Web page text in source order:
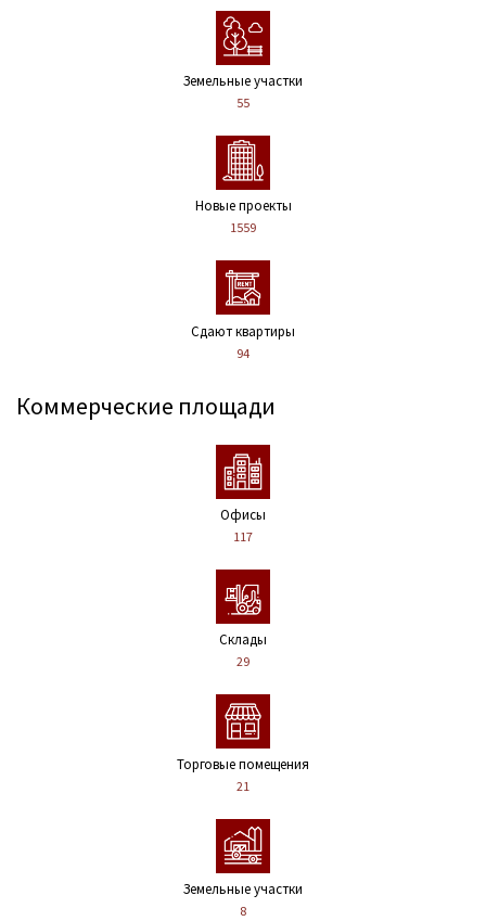
Земельные участки
55
Новые проекты
1559
Сдают квартиры
94
Коммерческие площади
Офисы
117
Склады
29
Торговые помещения
21
Земельные участки
8